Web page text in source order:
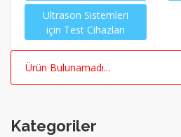
Ultrason Sistemleri
için Test Cihazları
Ürün Bulunamadı...
Kategoriler